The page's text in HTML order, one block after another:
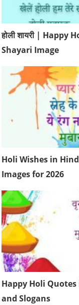
होली शायरी |
Shayari Image
Holi Wishes in
Images for 2026
Happy Holi
and Slogans